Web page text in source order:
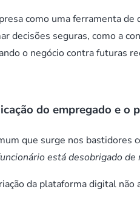
como uma ferramenta
decisões seguras, como a
o negócio contra futuras
do empregado e o
que surge nos bastidores
está desobrigado de
da plataforma digital